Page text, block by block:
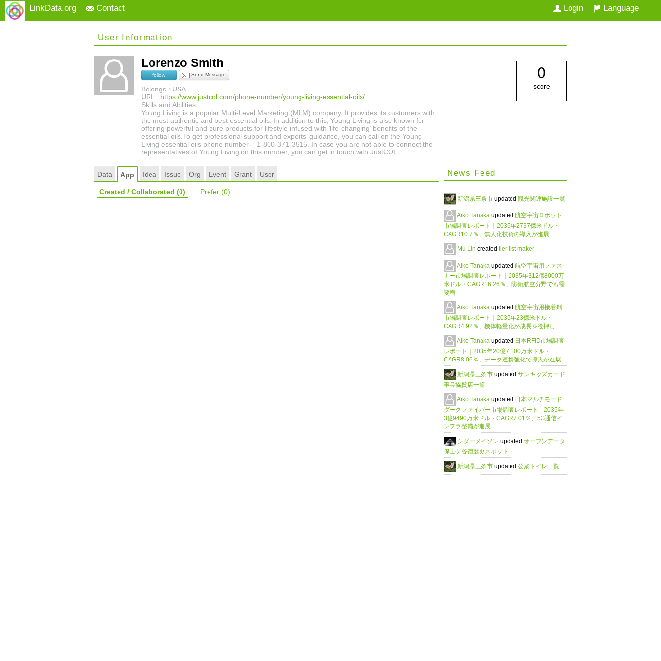
LinkData.org Contact Language
Login
User Information
Lorenzo Smith
follow Send Message
Belongs : USA
URL : https://www.justcol.com/phone-number/young-living-essential-oils/
Skills and Abilities :
Young Living is a popular Multi-Level Marketing (MLM) company. It provides its customers with
the most authentic and best essential oils. In addition to this, Young Living is also known for
offering powerful and pure products for lifestyle infused with ‘life-changing’ benefits of the
essential oils.To get professional support and experts’ guidance, you can call on the Young
Living essential oils phone number – 1-800-371-3515. In case you are not able to connect the
representatives of Young Living on this number, you can get in touch with JustCOL.
0
score
Data App Idea Issue Org Event Grant User
Created / Collaborated (0) Prefer (0)
News Feed
新潟県三条市 updated 観光関連施設一覧
Aiko Tanaka updated 航空宇宙ロボット
市場調査レポート｜2035年2737億米ドル・
CAGR10.7％、無人化技術の導入が進展
Mu Lin created tier list maker
Aiko Tanaka updated 航空宇宙用ファス
ナー市場調査レポート｜2035年312億8000万
米ドル・CAGR16.26％、防衛航空分野でも需
要増
Aiko Tanaka updated 航空宇宙用接着剤
市場調査レポート｜2035年23億米ドル・
CAGR4.92％、機体軽量化が成長を後押し
Aiko Tanaka updated 日本RFID市場調査
レポート｜2035年20億7,100万米ドル・
CAGR8.06％、データ連携強化で導入が進展
新潟県三条市 updated サンキッズカード
事業協賛店一覧
Aiko Tanaka updated 日本マルチモード
ダークファイバー市場調査レポート｜2035年
3億9490万米ドル・CAGR7.01％、5G通信イ
ンフラ整備が進展
シダーメイソン updated オープンデータ
保土ケ谷宿歴史スポット
新潟県三条市 updated 公衆トイレ一覧